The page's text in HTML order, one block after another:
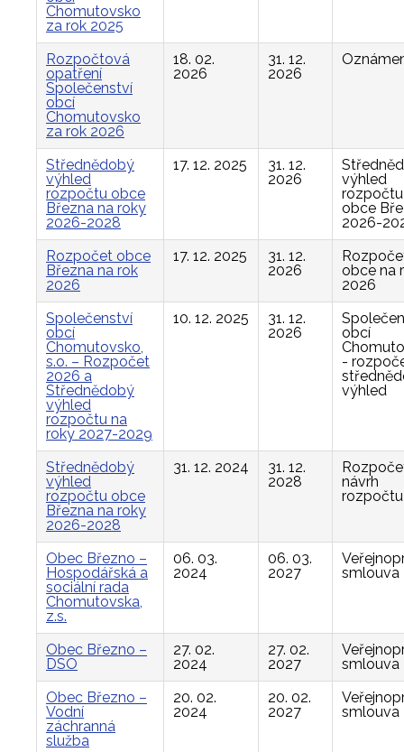
Chomutovsko
za rok 2025
Rozpočtová
opatření
Společenství
obcí
Chomutovsko
za rok 2026
18. 02.
2026
31. 12.
2026
Střednědobý
výhled
rozpočtu obce
Března na roky
2026-2028
17. 12. 2025
31. 12.
2026
výhled
rozpočtu
obce
2026-
Rozpočet obce
Března na rok
2026
17. 12. 2025
31. 12.
2026
obce na
2026
Společenství
obcí
Chomutovsko,
s.o. – Rozpočet
2026 a
Střednědobý
výhled
rozpočtu na
roky 2027-2029
10. 12. 2025
31. 12.
2026
obcí
-
výhled
Střednědobý
výhled
rozpočtu obce
Března na roky
2026-2028
31. 12. 2024
31. 12.
2028
návrh
rozpočtu
Obec Březno –
Hospodářská a
sociální rada
Chomutovska,
z.s.
06. 03.
2024
06. 03.
2027
smlouva
Obec Březno –
DSO
27. 02.
2024
27. 02.
2027
smlouva
Obec Březno –
Vodní
záchranná
služba
20. 02.
2024
20. 02.
2027
smlouva